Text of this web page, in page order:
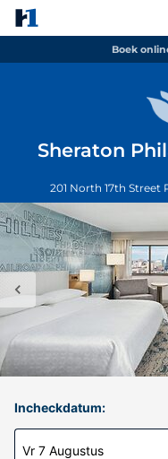
Boek
Sheraton
201 North 17th Street
Incheckdatum:
Vr 7 Augustus